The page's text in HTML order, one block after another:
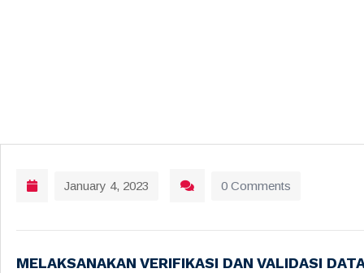
January 4, 2023 0 Comments
MELAKSANAKAN VERIFIKASI DAN VALIDASI